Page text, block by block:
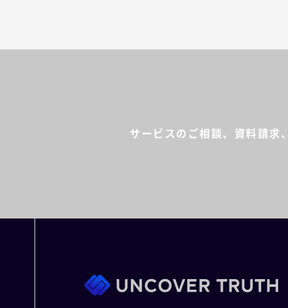
サービスのご相談、資料請求、